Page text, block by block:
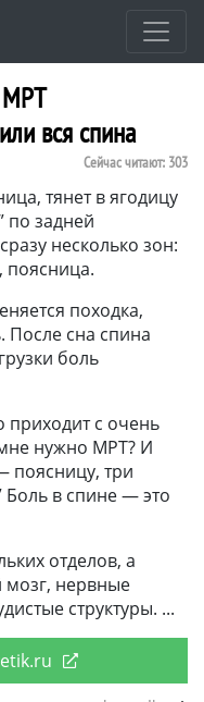
МРТ
вся спина
Сейчас читают: 303
тянет в ягодицу
по задней
несколько зон:
поясница.
походка,
После сна спина
боль
приходит с очень
нужно МРТ? И
поясницу, три
Боль в спине — это
отделов, а
мозг, нервные
структуры.